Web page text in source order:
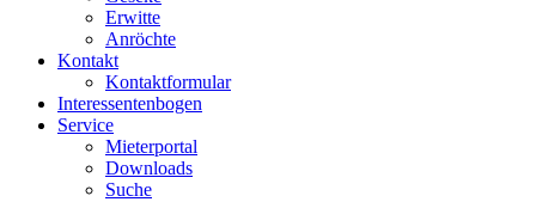
Erwitte
Anröchte
Kontakt
Kontaktformular
Interessentenbogen
Service
Mieterportal
Downloads
Suche